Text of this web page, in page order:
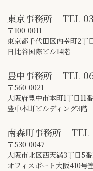
東京事務所 TEL
〒100-0011
東京都千代田区内幸町2丁
日比谷国際ビル14階
豊中事務所 TEL
〒560-0021
大阪府豊中市本町1丁目11
豊中本町ビルディング3階
南森町事務所 TEL
〒530-0047
大阪市北区西天満3丁目5
オフィスポート大阪410号